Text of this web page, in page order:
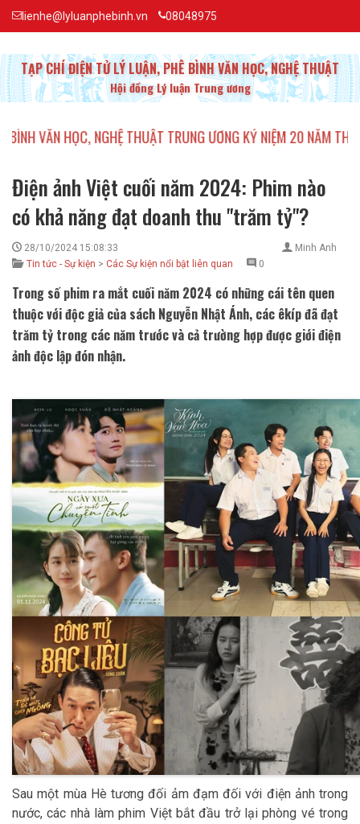
TẠP CHÍ ĐIỆN TỬ LÝ LUẬN, PHÊ BÌNH VĂN HỌC, NGHỆ THUẬT
Hội đồng Lý luận Trung ương
lienhe@lyluanphebinh.vn 08048975
NGHỆ THUẬT TRUNG ƯƠNG KỶ NIỆM 20 NĂM THÀNH LẬP
Điện ảnh Việt cuối năm 2024: Phim nào
có khả năng đạt doanh thu "trăm tỷ"?
28/10/2024 15:08:33
Minh Anh
Tin tức - Sự kiện > Các Sự kiện nổi bật liên quan 0
Trong số phim ra mắt cuối năm 2024 có những cái tên quen
thuộc với độc giả của sách Nguyễn Nhật Ánh, các êkíp đã đạt
trăm tỷ trong các năm trước và cả trường hợp được giới điện
ảnh độc lập đón nhận.
Sau một mùa Hè tương đối ảm đạm đối với điện ảnh trong
nước, các nhà làm phim Việt bắt đầu trở lại phòng vé trong